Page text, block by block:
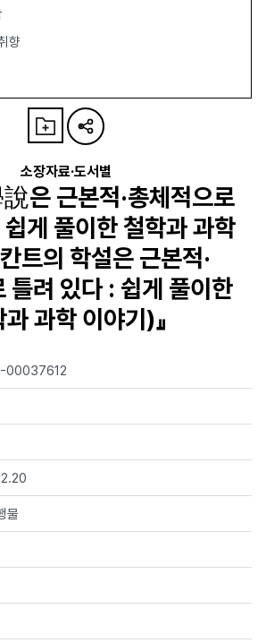
향
소장자료·도서별
說은 근본적·총체적으로
게 풀이한 철학과 과학
트의 학설은 근본적·
틀려 있다 : 쉽게 풀이한
과학 이야기)』
00037612
물